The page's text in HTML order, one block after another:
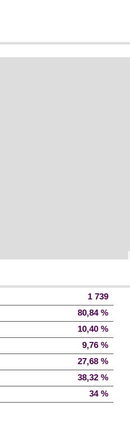
1 739
80,84 %
10,40 %
9,76 %
27,68 %
38,32 %
34 %